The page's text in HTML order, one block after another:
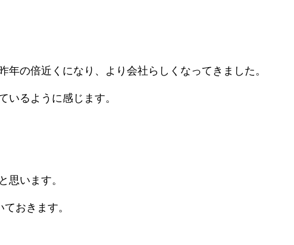
の倍近くになり、より会社らしくなってきました。
いるように感じます。
思います。
おきます。